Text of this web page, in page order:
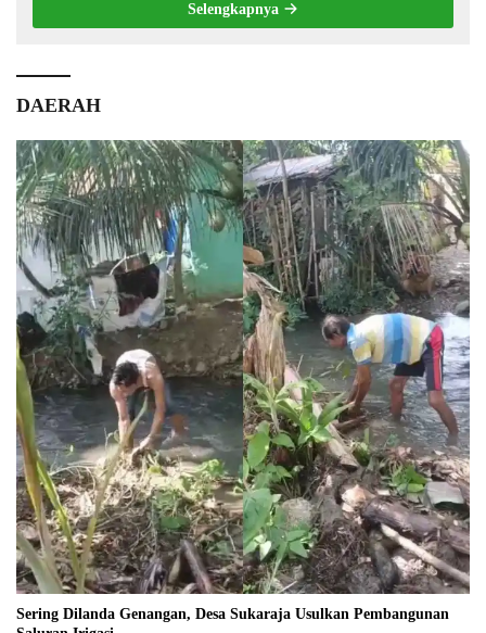
Selengkapnya
DAERAH
Sering Dilanda Genangan, Desa Sukaraja Usulkan Pembangunan